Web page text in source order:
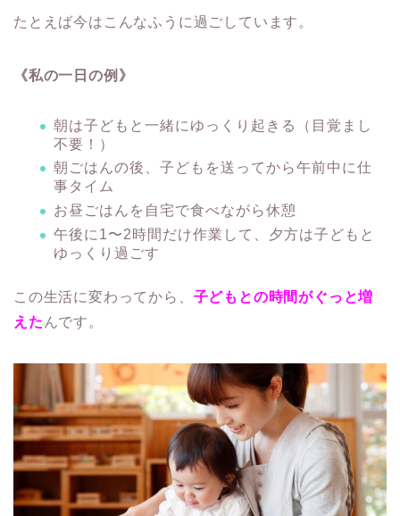
たとえば今はこんなふうに過ごしています。
《私の一日の例》
朝は子どもと一緒にゆっくり起きる（目覚まし
不要！）
朝ごはんの後、子どもを送ってから午前中に仕
事タイム
お昼ごはんを自宅で食べながら休憩
午後に1〜2時間だけ作業して、夕方は子どもと
ゆっくり過ごす
この生活に変わってから、 子どもとの時間がぐっと増
えた んです。